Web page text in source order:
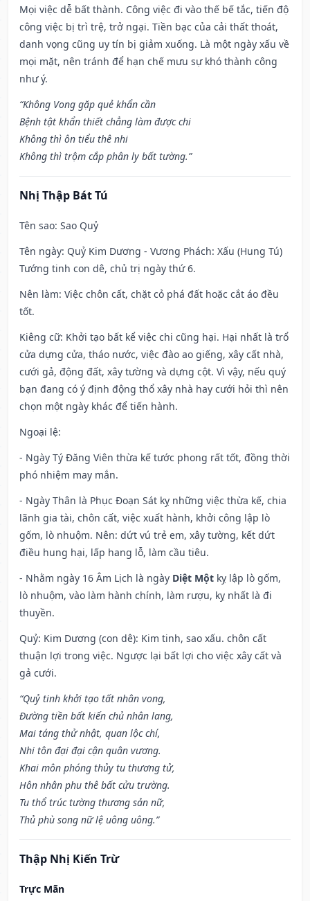
Mọi việc dễ bất thành. Công việc đi vào thế bế tắc, tiến độ
công việc bị trì trệ, trở ngại. Tiền bạc của cải thất thoát,
danh vọng cũng uy tín bị giảm xuống. Là một ngày xấu về
mọi mặt, nên tránh để hạn chế mưu sự khó thành công
như ý.
“Không Vong gặp quẻ khẩn cần
Bệnh tật khẩn thiết chẳng làm được chi
Không thì ôn tiểu thê nhi
Không thì trộm cắp phân ly bất tường.”
Nhị Thập Bát Tú
Tên sao: Sao Quỷ
Tên ngày: Quỷ Kim Dương - Vương Phách: Xấu (Hung Tú)
Tướng tinh con dê, chủ trị ngày thứ 6.
Nên làm: Việc chôn cất, chặt cỏ phá đất hoặc cắt áo đều
tốt.
Kiêng cữ: Khởi tạo bất kể việc chi cũng hại. Hại nhất là trổ
cửa dựng cửa, tháo nước, việc đào ao giếng, xây cất nhà,
cưới gả, động đất, xây tường và dựng cột. Vì vậy, nếu quý
bạn đang có ý định động thổ xây nhà hay cưới hỏi thì nên
chọn một ngày khác để tiến hành.
Ngoại lệ:
- Ngày Tý Đăng Viên thừa kế tước phong rất tốt, đồng thời
phó nhiệm may mắn.
- Ngày Thân là Phục Đoạn Sát kỵ những việc thừa kế, chia
lãnh gia tài, chôn cất, việc xuất hành, khởi công lập lò
gốm, lò nhuộm. Nên: dứt vú trẻ em, xây tường, kết dứt
điều hung hại, lấp hang lỗ, làm cầu tiêu.
- Nhằm ngày 16 Âm Lịch là ngày Diệt Một kỵ lập lò gốm,
lò nhuộm, vào làm hành chính, làm rượu, kỵ nhất là đi
thuyền.
Quỷ: Kim Dương (con dê): Kim tinh, sao xấu. chôn cất
thuận lợi trong việc. Ngược lại bất lợi cho việc xây cất và
gả cưới.
“Quỷ tinh khởi tạo tất nhân vong,
Đường tiền bất kiến chủ nhân lang,
Mai táng thử nhật, quan lộc chí,
Nhi tôn đại đại cận quân vương.
Khai môn phóng thủy tu thương tử,
Hôn nhân phu thê bất cửu trường.
Tu thổ trúc tường thương sản nữ,
Thủ phù song nữ lệ uông uông.”
Thập Nhị Kiến Trừ
Trực Mãn